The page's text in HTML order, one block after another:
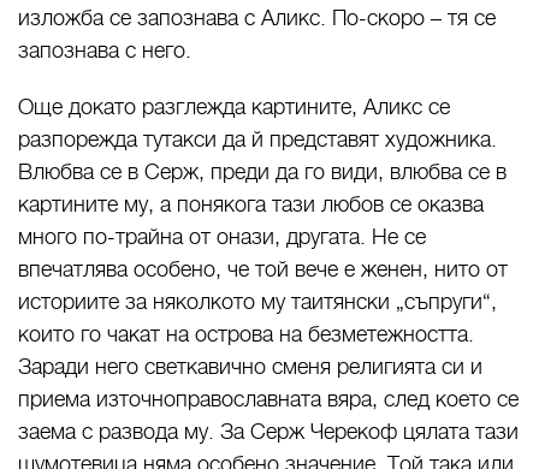
изложба се запознава с Аликс. По-скоро – тя се
запознава с него.
Още докато разглежда картините, Аликс се
разпорежда тутакси да й представят художника.
Влюбва се в Серж, преди да го види, влюбва се в
картините му, а понякога тази любов се оказва
много по-трайна от онази, другата. Не се
впечатлява особено, че той вече е женен, нито от
историите за няколкото му таитянски „съпруги“,
които го чакат на острова на безметежността.
Заради него светкавично сменя религията си и
приема източноправославната вяра, след което се
заема с развода му. За Серж Черекоф цялата тази
шумотевица няма особено значение. Той така или